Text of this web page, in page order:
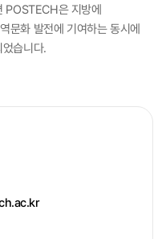
POSTECH은 지방에
문화 발전에 기여하는 동시에
습니다.